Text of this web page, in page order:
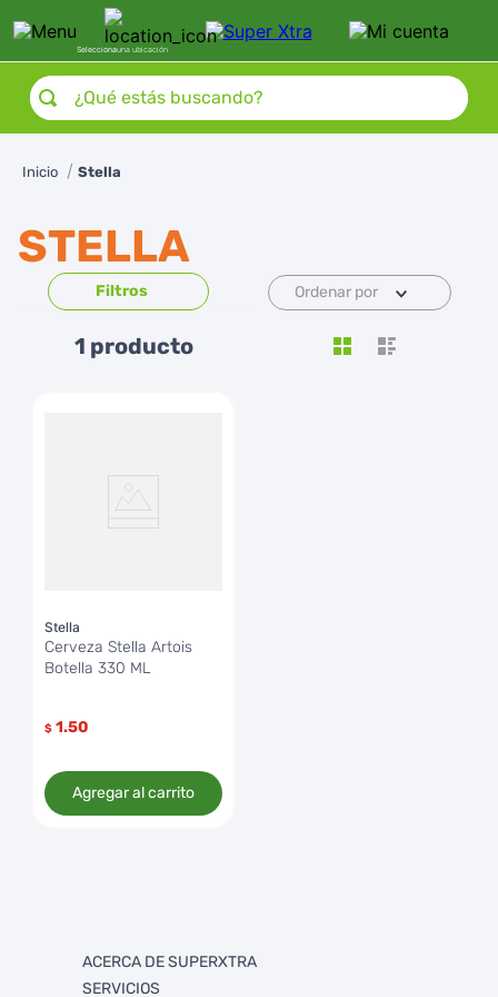
Seleccionauna ubicación
¿Qué estás buscando?
Stella
STELLA
Ordenar por
1 producto
Stella
Cerveza Stella Artois
Botella 330 ML
$ 1.50
Agregar al carrito
ACERCA DE SUPERXTRA
Quienes somos
SERVICIOS